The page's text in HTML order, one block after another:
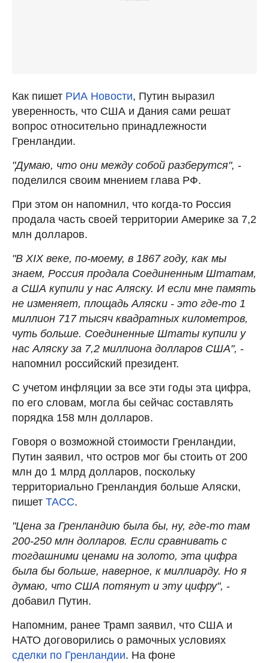
Как пишет РИА Новости, Путин выразил
уверенность, что США и Дания сами решат
вопрос относительно принадлежности
Гренландии.
"Думаю, что они между собой разберутся", -
поделился своим мнением глава РФ.
При этом он напомнил, что когда-то Россия
продала часть своей территории Америке за 7,2
млн долларов.
"В XIX веке, по-моему, в 1867 году, как мы
знаем, Россия продала Соединенным Штатам,
а США купили у нас Аляску. И если мне память
не изменяет, площадь Аляски - это где-то 1
миллион 717 тысяч квадратных километров,
чуть больше. Соединенные Штаты купили у
нас Аляску за 7,2 миллиона долларов США", -
напомнил российский президент.
С учетом инфляции за все эти годы эта цифра,
по его словам, могла бы сейчас составлять
порядка 158 млн долларов.
Говоря о возможной стоимости Гренландии,
Путин заявил, что остров мог бы стоить от 200
млн до 1 млрд долларов, поскольку
территориально Гренландия больше Аляски,
пишет ТАСС.
"Цена за Гренландию была бы, ну, где-то там
200-250 млн долларов. Если сравнивать с
тогдашними ценами на золото, эта цифра
была бы больше, наверное, к миллиарду. Но я
думаю, что США потянут и эту цифру", -
добавил Путин.
Напомним, ранее Трамп заявил, что США и
НАТО договорились о рамочных условиях
сделки по Гренландии. На фоне